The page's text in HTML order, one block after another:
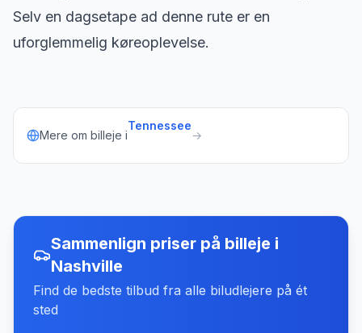
Selv en dagsetape ad denne rute er en
uforglemmelig køreoplevelse.
Mere om billeje i
Tennessee
→
Sammenlign priser på billeje i
Nashville
Find de bedste tilbud fra alle biludlejere på ét
sted